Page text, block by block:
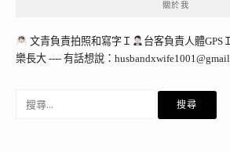
關於我
文青負責拍照和寫字Ｉ 台客負責人體GPSＩ
樂長大 ---- 有話想說：